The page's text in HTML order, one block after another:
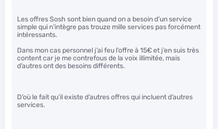
Les offres Sosh sont bien quand on a besoin d’un service
simple qui n’intègre pas trouze mille services pas forcément
intéressants.
Dans mon cas personnel j’ai feu l’offre à 15€ et j’en suis très
content car je me contrefous de la voix illimitée, mais
d’autres ont des besoins différents.
D’où le fait qu’il existe d’autres offres qui incluent d’autres
services.